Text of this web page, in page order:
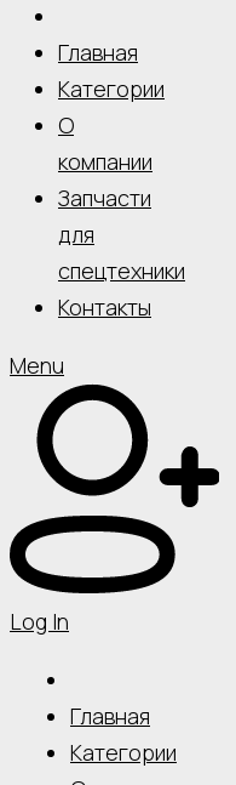
Главная
Категории
О
компании
Запчасти
для
спецтехники
Контакты
Menu
Log In
Главная
Категории